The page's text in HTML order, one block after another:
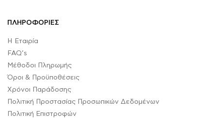
ΠΛΗΡΟΦΟΡΙΕΣ
Η Εταιρία
FAQ’s
Μέθοδοι Πληρωμής
Όροι & Προϋποθέσεις
Χρόνοι Παράδοσης
Πολιτική Προστασίας Προσωπικών Δεδομένων
Πολιτική Επιστροφών